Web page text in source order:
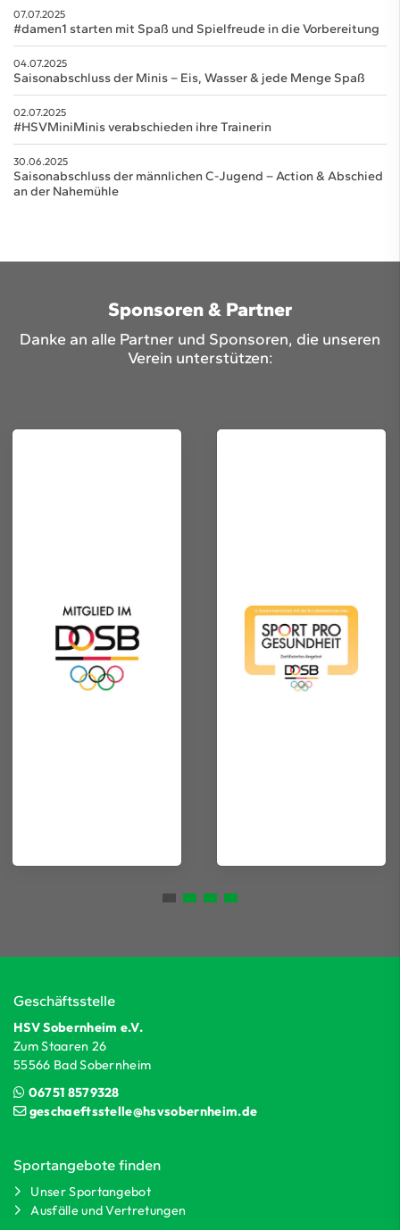
07.07.2025
#damen1 starten mit Spaß und Spielfreude in die Vorbereitung
04.07.2025
Saisonabschluss der Minis – Eis, Wasser & jede Menge Spaß
02.07.2025
#HSVMiniMinis verabschieden ihre Trainerin
30.06.2025
Saisonabschluss der männlichen C-Jugend – Action & Abschied
an der Nahemühle
Sponsoren & Partner
Danke an alle Partner und Sponsoren, die unseren
Verein unterstützen:
Geschäftsstelle
HSV Sobernheim e.V.
Zum Staaren 26
55566 Bad Sobernheim
06751 8579328
geschaeftsstelle@hsvsobernheim.de
Sportangebote finden
Unser Sportangebot
Ausfälle und Vertretungen